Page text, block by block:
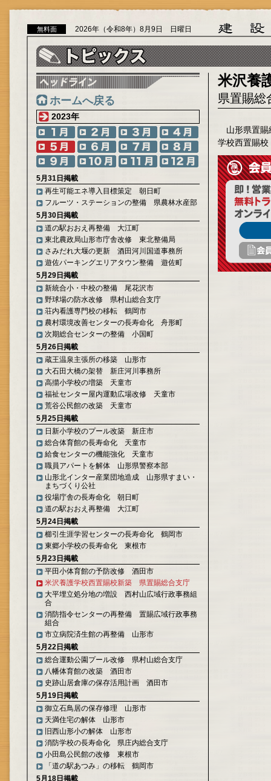
無料面 2026年（令和8年）8月9日 日曜日
ホームへ戻る
2023年
5月31日掲載
再生可能エネ導入目標策定 朝日町
フルーツ・ステーションの整備 県農林水産部
5月30日掲載
道の駅おおえ再整備 大江町
東北農政局山形市庁舎改修 東北整備局
さみだれ大堰の更新 酒田河川国道事務所
遊佐パーキングエリアタウン整備 遊佐町
5月29日掲載
新統合小・中校の整備 尾花沢市
野球場の防水改修 県村山総合支庁
荘内看護専門校の移転 鶴岡市
農村環境改善センターの長寿命化 舟形町
次期総合センターの整備 小国町
5月26日掲載
蔵王温泉主張所の移築 山形市
大石田大橋の架替 新庄河川事務所
高擶小学校の増築 天童市
福祉センター屋内運動広場改修 天童市
荒谷公民館の改築 天童市
5月25日掲載
日新小学校のプール改築 新庄市
総合体育館の長寿命化 天童市
給食センターの機能強化 天童市
職員アパートを解体 山形県警察本部
山形北インター産業団地造成 山形県すまい・
まちづくり公社
役場庁舎の長寿命化 朝日町
道の駅おおえ再整備 大江町
5月24日掲載
櫛引生涯学習センターの長寿命化 鶴岡市
東郷小学校の長寿命化 東根市
5月23日掲載
平田小体育館の予防改修 酒田市
米沢養護学校西置賜校新築 県置賜総合支庁
大平埋立処分地の増設 西村山広域行政事務組
合
消防指令センターの再整備 置賜広域行政事務
組合
市立病院済生館の再整備 山形市
5月22日掲載
総合運動公園プール改修 県村山総合支庁
八幡体育館の改築 酒田市
史跡山居倉庫の保存活用計画 酒田市
5月19日掲載
御立石鳥居の保存修理 山形市
天満住宅の解体 山形市
旧西山形小の解体 山形市
消防学校の長寿命化 県庄内総合支庁
小田島公民館の改修 東根市
「道の駅あつみ」の移転 鶴岡市
5月18日掲載
米沢養
県置賜総
山形県置賜
学校西置賜